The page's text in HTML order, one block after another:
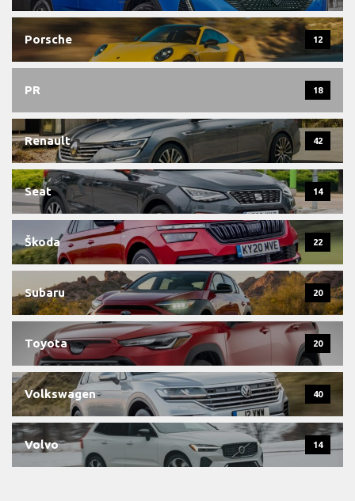
Porsche 12
PR 18
Renault 42
Seat 14
Škoda 22
Subaru 20
Toyota 20
Volkswagen 40
Volvo 14